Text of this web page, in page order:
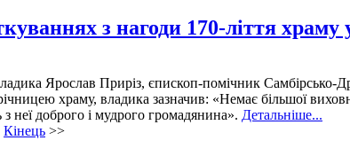
з нагоди 170-ліття храму
Ярослав Приріз, єпископ-помічник Самбірсько-
храму, владика зазначив: «Немає більшої
неї доброго і мудрого громадянина». Детальніше...
Кінець >>